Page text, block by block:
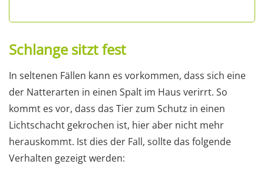
Schlange sitzt fest
In seltenen Fällen kann es vorkommen, dass sich eine
der Natterarten in einen Spalt im Haus verirrt. So
kommt es vor, dass das Tier zum Schutz in einen
Lichtschacht gekrochen ist, hier aber nicht mehr
herauskommt. Ist dies der Fall, sollte das folgende
Verhalten gezeigt werden: